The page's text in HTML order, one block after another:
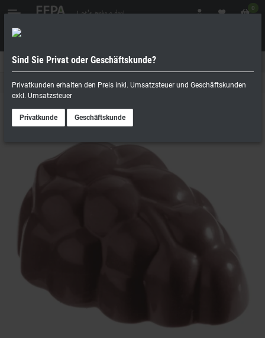
0
Geschäftskunde
Schokoladenformen
Sind Sie Privat oder Geschäftskunde?
Privatkunden erhalten den Preis inkl. Umsatzsteuer und Geschäftskunden
exkl. Umsatzsteuer
Privatkunde Geschäftskunde